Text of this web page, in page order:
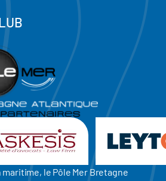
le Pôle Mer Bretagne